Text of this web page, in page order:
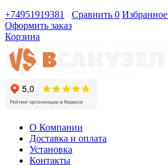
+74951919381
Сравнить 0 Избранное
Оформить заказ
Корзина
О Компании
Доставка и оплата
Установка
Контакты